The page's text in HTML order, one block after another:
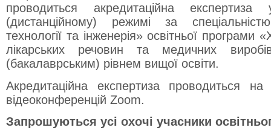
проводиться акредитаційна експертиза
(дистанційному) режимі за
технології та інженерія» освітньої програми
лікарських речовин та медичних
(бакалаврським) рівнем вищої освіти.
Акредитаційна експертиза проводиться
відеоконференцій Zoom.
Запрошуються усі охочі учасники